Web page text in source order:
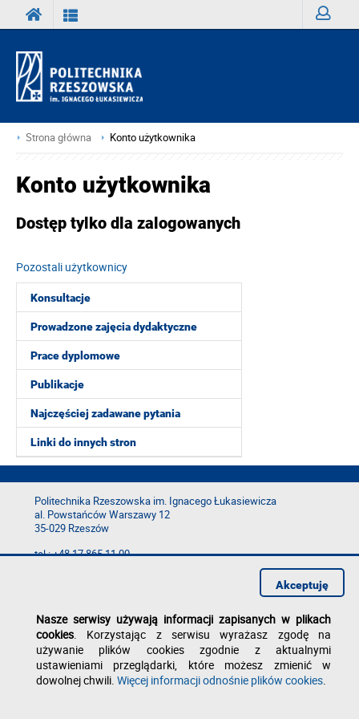
Strona główna Konto użytkownika
Konsultacje
Prowadzone zajęcia dydaktyczne
Prace dyplomowe
Publikacje
Najczęściej zadawane pytania
Linki do innych stron
Konto użytkownika
Dostęp tylko dla zalogowanych
Pozostali użytkownicy
Politechnika Rzeszowska im. Ignacego Łukasiewicza
al. Powstańców Warszawy 12
35-029 Rzeszów
tel.: +48 17 865 11 00
Polityka prywatności
Zgłoś błąd na stronie
Nasze serwisy używają informacji zapisanych w plikach
cookies. Korzystając z serwisu wyrażasz zgodę na
używanie plików cookies zgodnie z aktualnymi
ustawieniami przeglądarki, które możesz zmienić w
dowolnej chwili. Więcej informacji odnośnie plików cookies.
Akceptuję